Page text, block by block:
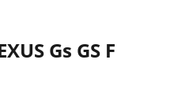
Gs GS F